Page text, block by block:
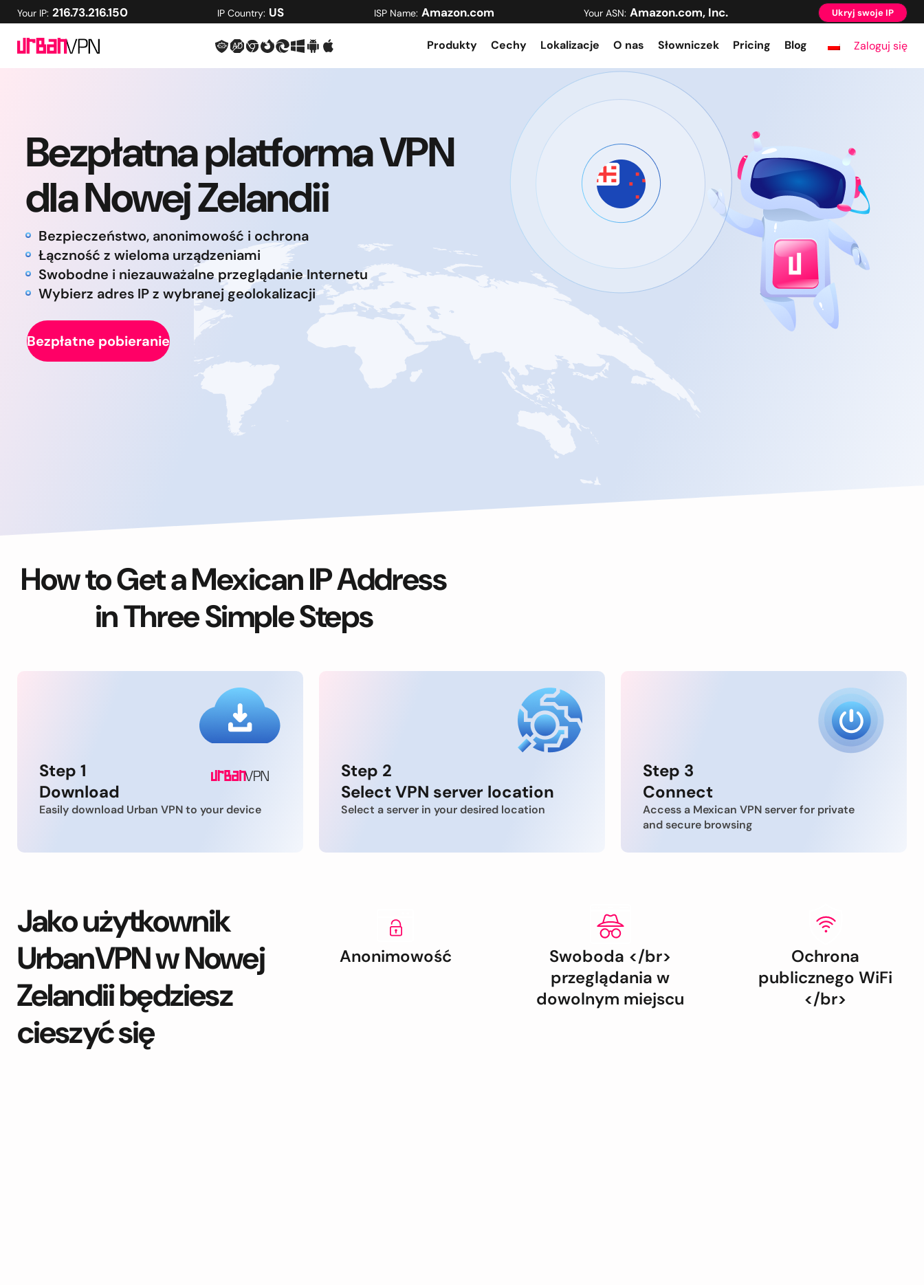
Your IP: 216.73.216.150 IP Country: US ISP Name: Amazon.com Your ASN: Amazon.com, Inc. Ukryj swoje IP
Produkty Cechy Lokalizacje O nas Słowniczek Pricing Blog Zaloguj się
Bezpłatna platforma VPN
dla Nowej Zelandii
Bezpieczeństwo, anonimowość i ochrona
Łączność z wieloma urządzeniami
Swobodne i niezauważalne przeglądanie Internetu
Wybierz adres IP z wybranej geolokalizacji
Bezpłatne pobieranie
How to Get a Mexican IP Address
in Three Simple Steps
Step 1
Download
Easily download Urban VPN to your device
Step 2
Select VPN server location
Select a server in your desired location
Step 3
Connect
Access a Mexican VPN server for private
and secure browsing
Jako użytkownik
UrbanVPN w Nowej
Zelandii będziesz
cieszyć się
Anonimowość
Swoboda </br>
przeglądania w
dowolnym miejscu
Ochrona
publicznego WiFi
</br>